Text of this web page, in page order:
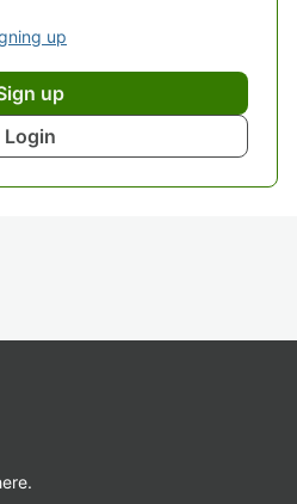
up
up
Login